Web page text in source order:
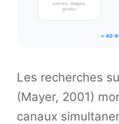
scènes, visages,
gestes
= 40-
Les recherches
(Mayer, 2001)
canaux